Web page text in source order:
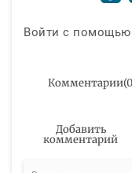
Войти с
Комментарии(0
Добавить
комментарий